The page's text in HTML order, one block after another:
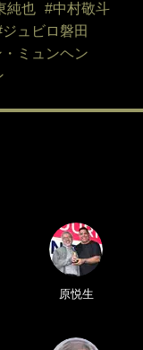
純也
#中村敬斗
ジュビロ磐田
ミュンヘン
原悦生